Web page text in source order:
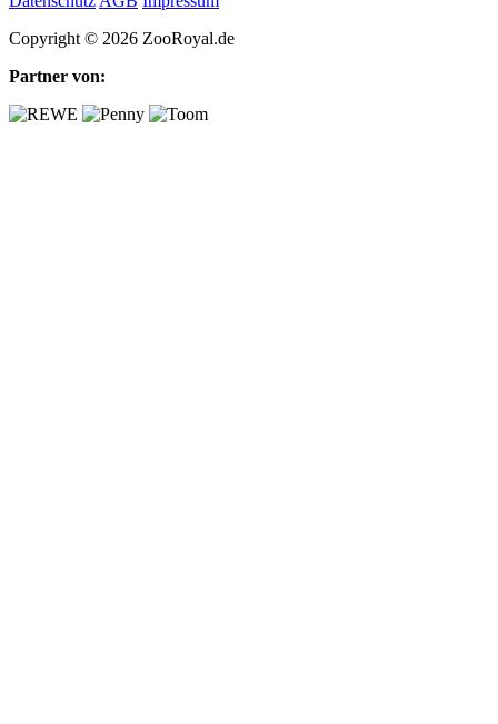
Copyright © 2026 ZooRoyal.de
Partner von: